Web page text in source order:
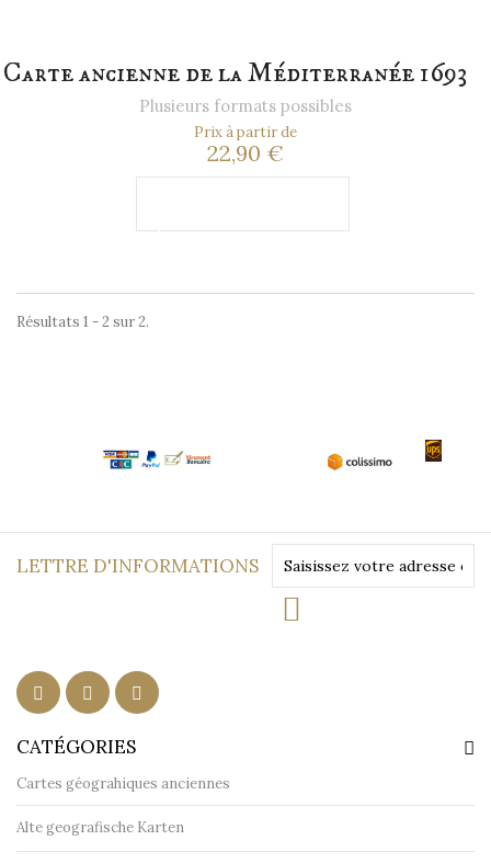
Carte ancienne de la Méditerranée 1693
Plusieurs formats possibles
Prix à partir de
22,90 €
Résultats 1 - 2 sur 2.
LETTRE D'INFORMATIONS
CATÉGORIES
Cartes géograhiques anciennes
Alte geografische Karten